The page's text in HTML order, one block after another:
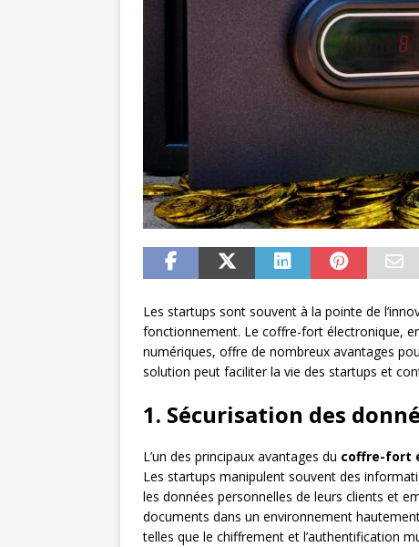
Les startups sont souvent à la pointe de
fonctionnement. Le coffre-fort électronique,
numériques, offre de nombreux avantages
solution peut faciliter la vie des startups et
1. Sécurisation des
L’un des principaux avantages du coffre-fort
Les startups manipulent souvent des
les données personnelles de leurs clients et
documents dans un environnement
telles que le chiffrement et l’authentification